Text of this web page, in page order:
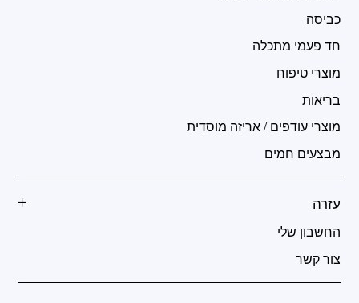
כביסה
חד פעמי מתכלה
מוצרי טיפוח
בריאות
מוצרי עודפים / אריזה מוסדית
מבצעים חמים
עזרה
החשבון שלי
צור קשר